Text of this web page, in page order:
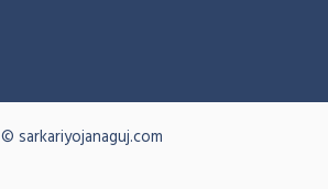
© sarkariyojanaguj.com